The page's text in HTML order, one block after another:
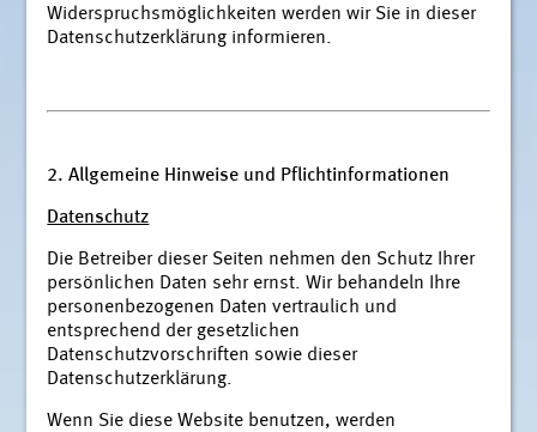
Widerspruchsmöglichkeiten werden wir Sie in dieser
Datenschutzerklärung informieren.
2. Allgemeine Hinweise und Pflichtinformationen
Datenschutz
Die Betreiber dieser Seiten nehmen den Schutz Ihrer
persönlichen Daten sehr ernst. Wir behandeln Ihre
personenbezogenen Daten vertraulich und
entsprechend der gesetzlichen
Datenschutzvorschriften sowie dieser
Datenschutzerklärung.
Wenn Sie diese Website benutzen, werden